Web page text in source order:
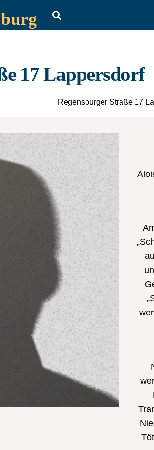
17 Lappersdorf
Regensburger Straße 17